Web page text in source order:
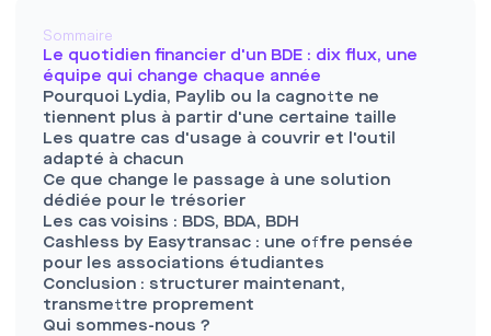
Sommaire
Le quotidien financier d'un BDE : dix flux, une
équipe qui change chaque année
Pourquoi Lydia, Paylib ou la cagnotte ne
tiennent plus à partir d'une certaine taille
Les quatre cas d'usage à couvrir et l'outil
adapté à chacun
Ce que change le passage à une solution
dédiée pour le trésorier
Les cas voisins : BDS, BDA, BDH
Cashless by Easytransac : une offre pensée
pour les associations étudiantes
Conclusion : structurer maintenant,
transmettre proprement
Qui sommes-nous ?